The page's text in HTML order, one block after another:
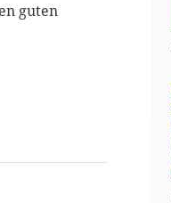
guten